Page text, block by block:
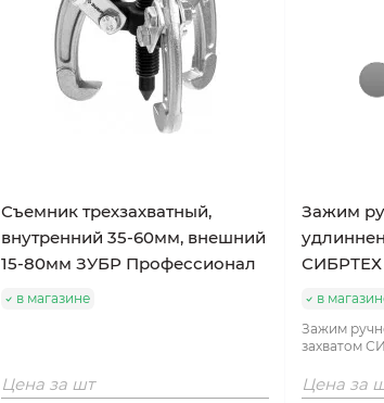
Съемник трехзахватный,
внутренний 35-60мм, внешний
15-80мм ЗУБР Профессионал
в магазине
Цена за шт
Зажим
СИБРТЕХ
в
Зажим
захватом
Цена за